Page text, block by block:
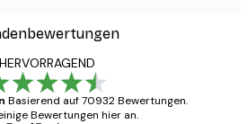
HERVORRAGEND
Basierend auf 70932 Bewertungen.
Bewertungen hier an.